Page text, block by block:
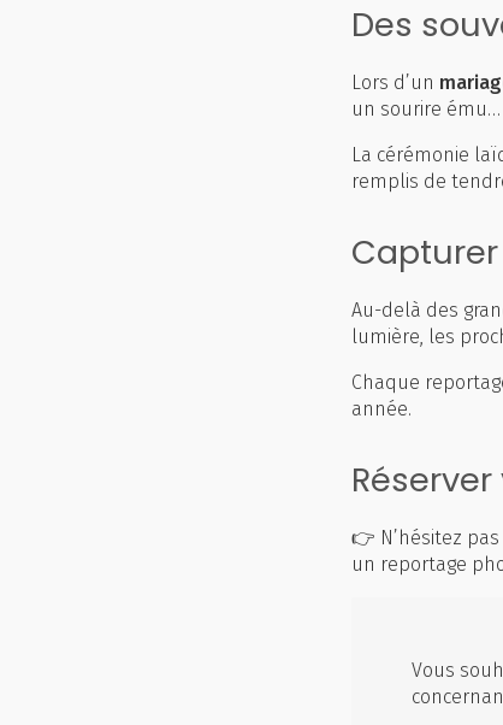
Des
Lors d’un
un sourire
La cérémonie
remplis de
Au-delà des
lumière, les
Chaque
année.
👉 N’hésitez
un reportage
Vous